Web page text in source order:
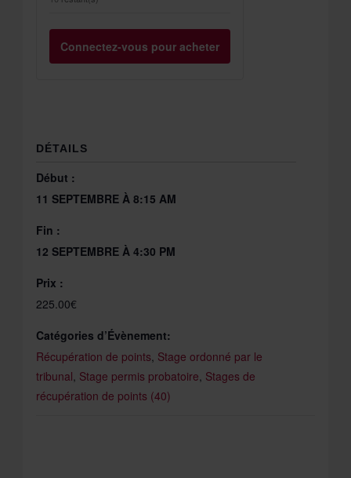
DÉTAILS
Début :
11 SEPTEMBRE À 8:15 AM
Fin :
12 SEPTEMBRE À 4:30 PM
Prix :
225.00€
Catégories d’Évènement:
Récupération de points Stage ordonné par le
tribunal Stage permis probatoire Stages de
récupération de points (40)
quantité
de
quantité
de
Connectez-vous pour acheter